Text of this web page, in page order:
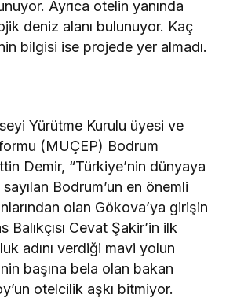
Ayrıca otelin yanında
deniz alanı bulunuyor. Kaç
bilgisi ise projede yer almadı.
Yürütme Kurulu üyesi ve
(MUÇEP) Bodrum
Demir, “Türkiye’nin dünyaya
sayılan Bodrum’un en önemli
olan Gökova’ya girişin
Cevat Şakir’in ilk
adını verdiği mavi yolun
başına bela olan bakan
otelcilik aşkı bitmiyor.